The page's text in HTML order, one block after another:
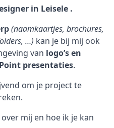
in Leisele .
(naamkaartjes, brochures,
…) kan je bij mij ook
van logo’s en
presentaties.
om je project te
mij en hoe ik je kan